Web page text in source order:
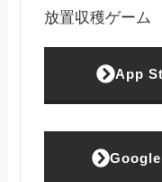
放置収穫ゲーム
App